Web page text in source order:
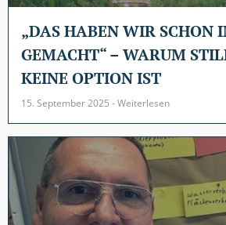
„DAS HABEN WIR SCHON
GEMACHT“ – WARUM
KEINE OPTION IST
15. September 2025 - Weiterlesen